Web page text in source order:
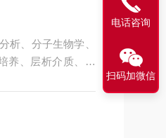
析、分子生物学、
养、层析介质、磁
电话咨询
扫码加微信